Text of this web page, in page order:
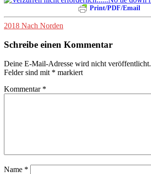
Print/PDF/Email
2018 Nach Norden
Schreibe einen Kommentar
Deine E-Mail-Adresse wird nicht veröffentlicht.
Felder sind mit * markiert
Kommentar *
Name *